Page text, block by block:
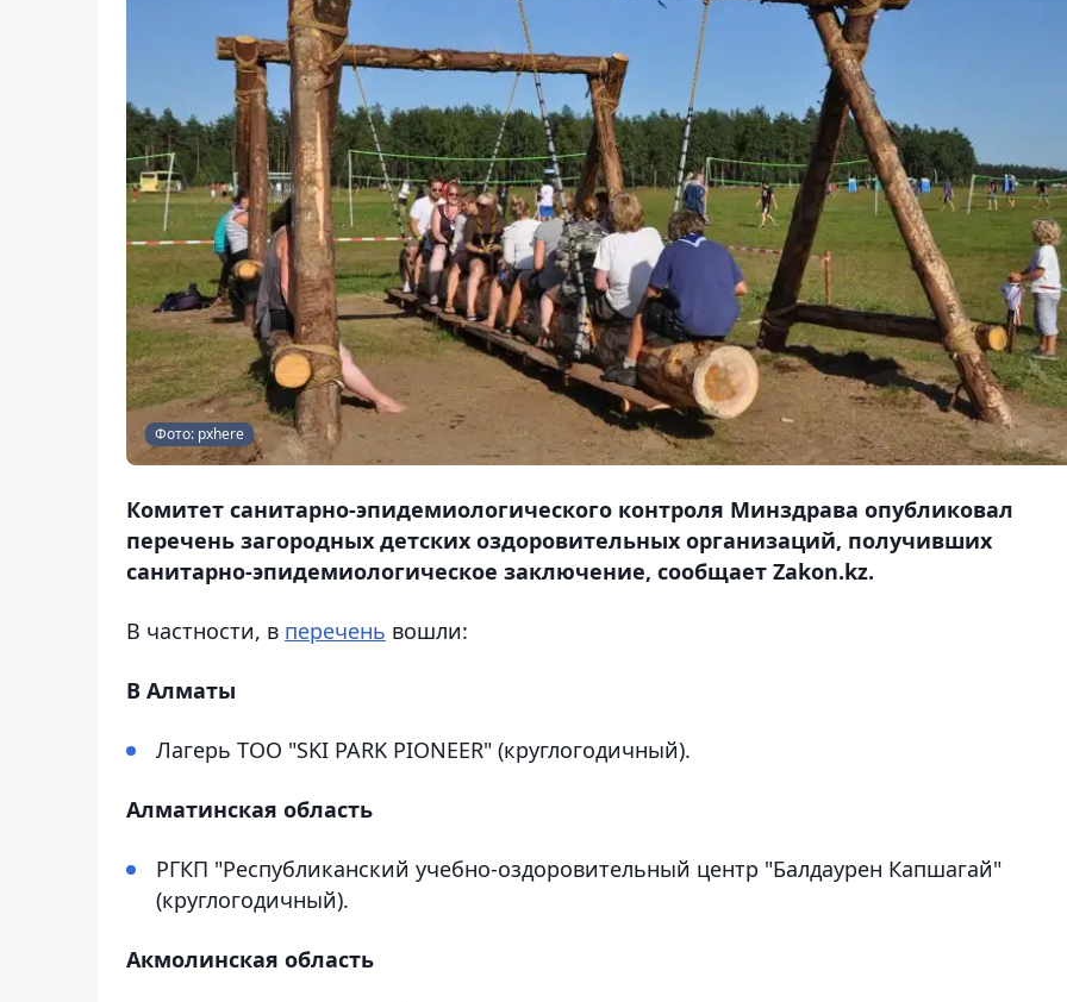
Фото: pxhere
Комитет санитарно-эпидемиологического контроля Минздрава опубликовал
перечень загородных детских оздоровительных организаций, получивших
санитарно-эпидемиологическое заключение, сообщает Zakon.kz.
В частности, в перечень вошли:
В Алматы
Лагерь ТОО "SKI PARK PIONEER" (круглогодичный).
Алматинская область
РГКП "Республиканский учебно-оздоровительный центр "Балдаурен Капшагай"
(круглогодичный).
Акмолинская область